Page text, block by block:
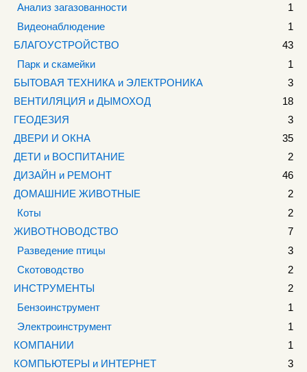
Анализ загазованности
1
Видеонаблюдение
1
БЛАГОУСТРОЙСТВО
43
Парк и скамейки
1
БЫТОВАЯ ТЕХНИКА и ЭЛЕКТРОНИКА
3
ВЕНТИЛЯЦИЯ и ДЫМОХОД
18
ГЕОДЕЗИЯ
3
ДВЕРИ И ОКНА
35
ДЕТИ и ВОСПИТАНИЕ
2
ДИЗАЙН и РЕМОНТ
46
ДОМАШНИЕ ЖИВОТНЫЕ
2
Коты
2
ЖИВОТНОВОДСТВО
7
Разведение птицы
3
Скотоводство
2
ИНСТРУМЕНТЫ
2
Бензоинструмент
1
Электроинструмент
1
КОМПАНИИ
1
КОМПЬЮТЕРЫ и ИНТЕРНЕТ
3